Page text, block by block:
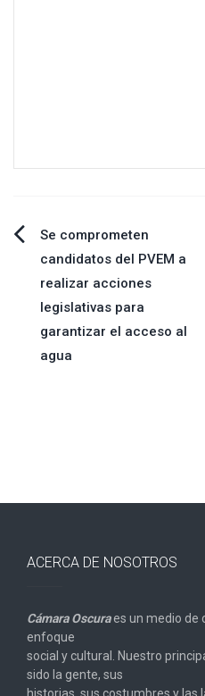
Navegación
de
entradas
Se comprometen
candidatos del PVEM a
realizar acciones
legislativas para
garantizar el acceso al
agua
ACERCA DE NOSOTROS
Cámara Oscuraes un medio de
enfoque
social y cultural. Nuestro
sido la gente, sus